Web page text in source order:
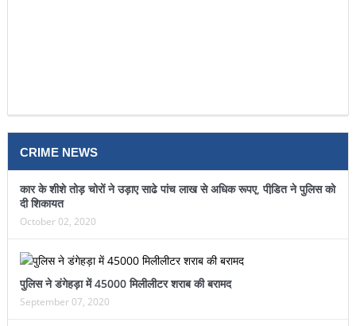
CRIME NEWS
कार के शीशे तोड़ चोरों ने उड़ाए साढे पांच लाख से अधिक रूपए, पीडि़त ने पुलिस को
दी शिकायत
October 02, 2020
पुलिस ने डंगेहड़ा में 45000 मिलीलीटर शराब की बरामद
September 07, 2020